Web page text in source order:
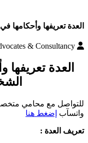
العدة تعريفها وأحكامها
& Consultancy
العدة تعريفها
للتواصل مع محامي
واتسآب إضغط هنا
تعريف العدة :